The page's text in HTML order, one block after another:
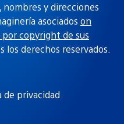
y direcciones
asociados on
copyright de sus
los derechos reservados.
de privacidad